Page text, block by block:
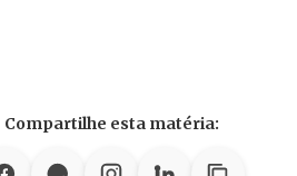
Compartilhe esta matéria: